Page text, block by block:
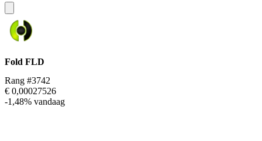
Fold FLD
Rang #3742
€ 0,00027526
-1,48% vandaag